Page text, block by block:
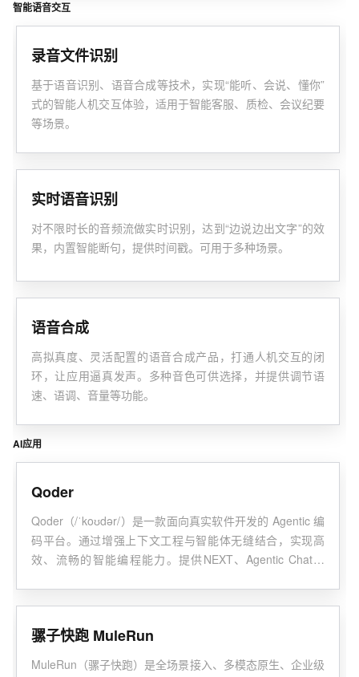
智能语音交互
录音文件识别
基于语音识别、语音合成等技术，实现“能听、会说、懂你”
式的智能人机交互体验，适用于智能客服、质检、会议纪要
等场景。
实时语音识别
对不限时长的音频流做实时识别，达到“边说边出文字”的效
果，内置智能断句，提供时间戳。可用于多种场景。
语音合成
高拟真度、灵活配置的语音合成产品，打通人机交互的闭
环，让应用逼真发声。多种音色可供选择，并提供调节语
速、语调、音量等功能。
AI应用
Qoder
Qoder（/ˈkoʊdər/）是一款面向真实软件开发的 Agentic 编
码平台。通过增强上下文工程与智能体无缝结合，实现高
效、流畅的智能编程能力。提供NEXT、Agentic Chat、
骡子快跑 MuleRun
MuleRun（骡子快跑）是全场景接入、多模态原生、企业级